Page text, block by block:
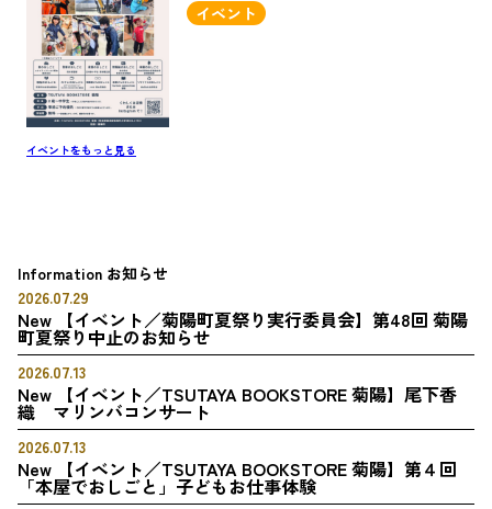
イベント
イベントをもっと見る
Information お知らせ
2026.07.29
New 【イベント／菊陽町夏祭り実行委員会】第48回 菊陽
町夏祭り中止のお知らせ
2026.07.13
New 【イベント／TSUTAYA BOOKSTORE 菊陽】尾下香
織 マリンバコンサート
2026.07.13
New 【イベント／TSUTAYA BOOKSTORE 菊陽】第４回
「本屋でおしごと」子どもお仕事体験